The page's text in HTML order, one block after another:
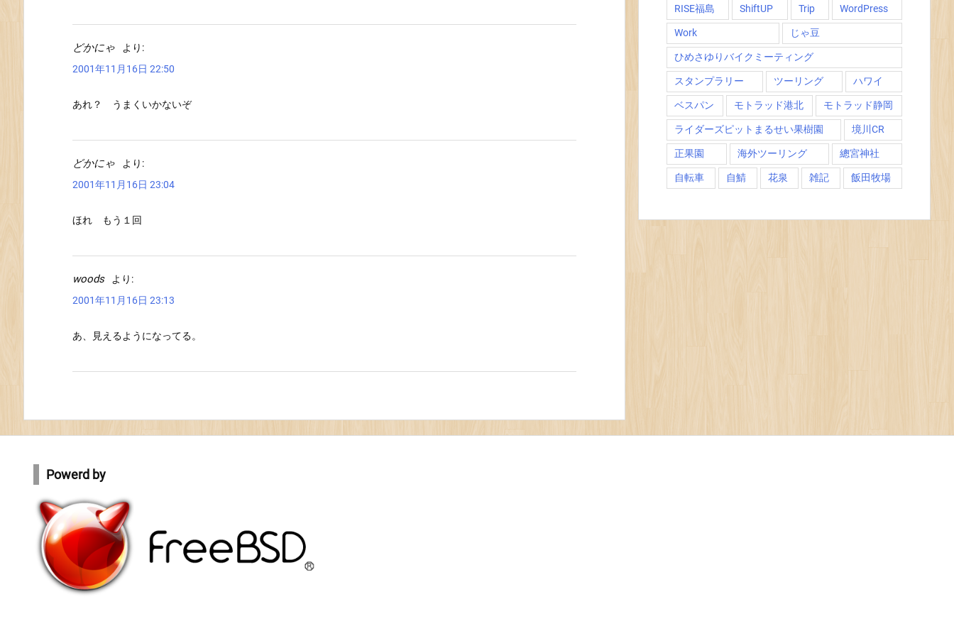
どかにゃ
より:
2001年11月16日 22:50
あれ？ うまくいかないぞ
どかにゃ
より:
2001年11月16日 23:04
ほれ もう１回
woods
より:
2001年11月16日 23:13
あ、見えるようになってる。
RISE福島 ShiftUP Trip WordPress
Work じゃ豆
ひめさゆりバイクミーティング
スタンプラリー ツーリング ハワイ
ベスパン モトラッド港北 モトラッド静岡
ライダーズピットまるせい果樹園 境川CR
正果園 海外ツーリング 總宮神社
自転車 自鯖 花泉 雑記 飯田牧場
Powerd by